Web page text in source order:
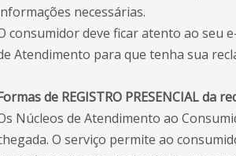
necessárias.
consumidor deve ficar atento ao seu
Atendimento para que tenha sua
de REGISTRO PRESENCIAL da
Núcleos de Atendimento ao
O serviço permite ao